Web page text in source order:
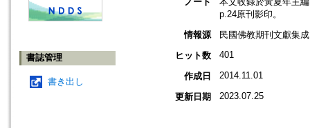
書誌管理
書き出し
p.24原刊影印。
情報源
民國佛教期刊文獻集
ヒット数
401
作成日 2014.11.01
更新日期 2023.07.25